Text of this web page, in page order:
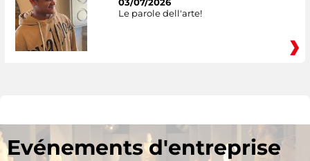
03/07/2026
Le parole dell'arte!
Evénements d'entreprise